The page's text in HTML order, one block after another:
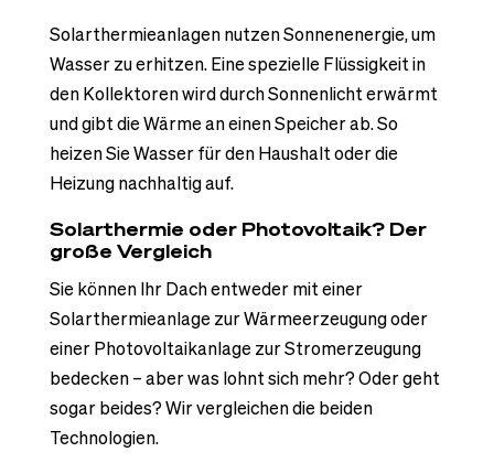
Solarthermieanlagen nutzen Sonnenenergie, um
Wasser zu erhitzen. Eine spezielle Flüssigkeit in
den Kollektoren wird durch Sonnenlicht erwärmt
und gibt die Wärme an einen Speicher ab. So
heizen Sie Wasser für den Haushalt oder die
Heizung nachhaltig auf.
Solarthermie oder Photovoltaik? Der
große Vergleich
Sie können Ihr Dach entweder mit einer
Solarthermieanlage zur Wärmeerzeugung oder
einer Photovoltaikanlage zur Stromerzeugung
bedecken – aber was lohnt sich mehr? Oder geht
sogar beides? Wir vergleichen die beiden
Technologien.